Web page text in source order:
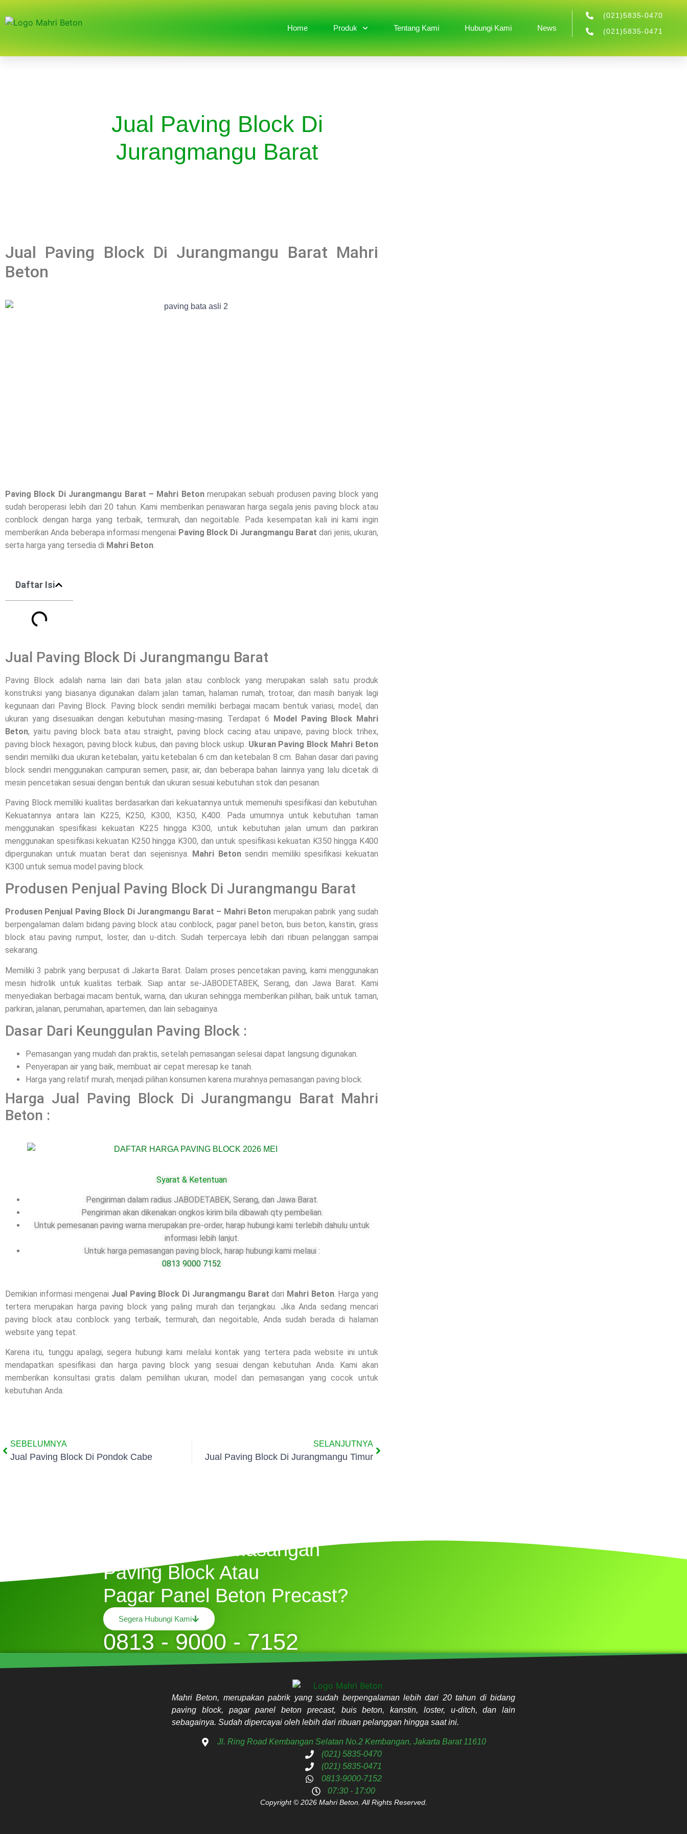
Home Produk Tentang Kami Hubungi Kami News
(021)5835-0470
(021)5835-0471
Jual Paving Block Di
Jurangmangu Barat
Jual Paving Block Di Jurangmangu Barat Mahri
Beton
Paving Block Di Jurangmangu Barat – Mahri Betonmerupakan sebuah produsen paving block yang
sudah beroperasi lebih dari 20 tahun. Kami memberikan penawaran harga segala jenis paving block atau
conblock dengan harga yang terbaik, termurah, dan negoitable. Pada kesempatan kali ini kami ingin
memberikan Anda beberapa informasi mengenai Paving Block Di Jurangmangu Barat dari jenis, ukuran,
serta harga yang tersedia di Mahri Beton
Daftar Isi
Jual Paving Block Di Jurangmangu Barat
Paving Block adalah nama lain dari bata jalan atau conblock yang merupakan salah satu produk
konstruksi yang biasanya digunakan dalam jalan taman, halaman rumah, trotoar, dan masih banyak lagi
kegunaan dari Paving Block. Paving block sendiri memiliki berbagai macam bentuk variasi, model, dan
ukuran yang disesuaikan dengan kebutuhan masing-masing. Terdapat 6 Model Paving Block Mahri
Beton, yaitu paving block bata atau straight, paving block cacing atau unipave, paving block trihex,
paving block hexagon, paving block kubus, dan paving block uskup. Ukuran Paving Block Mahri Beton
sendiri memiliki dua ukuran ketebalan, yaitu ketebalan 6 cm dan ketebalan 8 cm. Bahan dasar dari paving
block sendiri menggunakan campuran semen, pasir, air, dan beberapa bahan lainnya yang lalu dicetak di
mesin pencetakan sesuai dengan bentuk dan ukuran sesuai kebutuhan stok dan pesanan.
Paving Block memiliki kualitas berdasarkan dari kekuatannya untuk memenuhi spesifikasi dan kebutuhan.
Kekuatannya antara lain K225, K250, K300, K350, K400. Pada umumnya untuk kebutuhan taman
menggunakan spesifikasi kekuatan K225 hingga K300, untuk kebutuhan jalan umum dan parkiran
menggunakan spesifikasi kekuatan K250 hingga K300, dan untuk spesifikasi kekuatan K350 hingga K400
dipergunakan untuk muatan berat dan sejenisnya. Mahri Betonsendiri memiliki spesifikasi kekuatan
K300 untuk semua model paving block.
Produsen Penjual Paving Block Di Jurangmangu Barat
Produsen Penjual Paving Block Di Jurangmangu Barat – Mahri Beton merupakan pabrik yang sudah
berpengalaman dalam bidang paving block atau conblock, pagar panel beton, buis beton, kanstin, grass
block atau paving rumput, loster, dan u-ditch. Sudah terpercaya lebih dari ribuan pelanggan sampai
sekarang.
Memiliki 3 pabrik yang berpusat di Jakarta Barat. Dalam proses pencetakan paving, kami menggunakan
mesin hidrolik untuk kualitas terbaik. Siap antar se-JABODETABEK, Serang, dan Jawa Barat. Kami
menyediakan berbagai macam bentuk, warna, dan ukuran sehingga memberikan pilihan, baik untuk taman,
parkiran, jalanan, perumahan, apartemen, dan lain sebagainya.
Dasar Dari Keunggulan Paving Block :
Pemasangan yang mudah dan praktis, setelah pemasangan selesai dapat langsung digunakan.
Penyerapan air yang baik, membuat air cepat meresap ke tanah.
Harga yang relatif murah, menjadi pilihan konsumen karena murahnya pemasangan paving block.
Harga Jual Paving Block Di Jurangmangu Barat Mahri
Beton :
Syarat & Ketentuan
Pengiriman dalam radius JABODETABEK, Serang, dan Jawa Barat.
Pengiriman akan dikenakan ongkos kirim bila dibawah qty pembelian.
Untuk pemesanan paving warna merupakan pre-order, harap hubungi kami terlebih dahulu untuk
informasi lebih lanjut.
Untuk harga pemasangan paving block, harap hubungi kami melaui :
0813 9000 7152
Demikian informasi mengenai Jual Paving Block Di Jurangmangu Baratdari Mahri Beton. Harga yang
tertera merupakan harga paving block yang paling murah dan terjangkau. Jika Anda sedang mencari
paving block atau conblock yang terbaik, termurah, dan negoitable, Anda sudah berada di halaman
website yang tepat.
Karena itu, tunggu apalagi, segera hubungi kami melalui kontak yang tertera pada website ini untuk
mendapatkan spesifikasi dan harga paving block yang sesuai dengan kebutuhan Anda. Kami akan
memberikan konsultasi gratis dalam pemilihan ukuran, model dan pemasangan yang cocok untuk
kebutuhan Anda.
SEBELUMNYA
Jual Paving Block Di Pondok Cabe
SELANJUTNYA
Jual Paving Block Di Jurangmangu Timur
Butuh Jasa Pemasangan
Paving Block Atau
Pagar Panel Beton Precast?
Segera Hubungi Kami
0813 - 9000 - 7152
Mahri Beton, merupakan pabrik yang sudah berpengalaman lebih dari 20 tahun di bidang
paving block, pagar panel beton precast, buis beton, kanstin, loster, u-ditch, dan lain
sebagainya. Sudah dipercayai oleh lebih dari ribuan pelanggan hingga saat ini.
Jl. Ring Road Kembangan Selatan No.2 Kembangan, Jakarta Barat 11610
(021) 5835-0470
(021) 5835-0471
0813-9000-7152
07:30 - 17:00
Copyright © 2026 Mahri Beton. All Rights Reserved.